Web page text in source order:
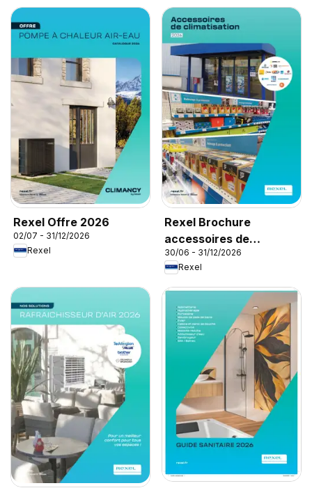
Rexel Offre 2026
02/07 - 31/12/2026
Rexel
Rexel Brochure
accessoires de
climatisation
30/06 - 31/12/2026
Rexel